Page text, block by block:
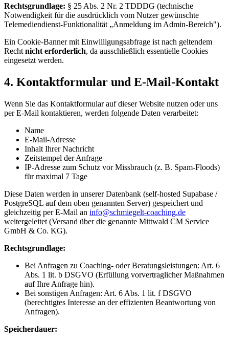
Rechtsgrundlage: § 25 Abs. 2 Nr. 2 TDDDG (technische
Notwendigkeit für die ausdrücklich vom Nutzer gewünschte
Telemediendienst-Funktionalität „Anmeldung im Admin-Bereich").
Ein Cookie-Banner mit Einwilligungsabfrage ist nach geltendem
Recht nicht erforderlich, da ausschließlich essentielle Cookies
eingesetzt werden.
4. Kontaktformular und E-Mail-Kontakt
Wenn Sie das Kontaktformular auf dieser Website nutzen oder uns
per E-Mail kontaktieren, werden folgende Daten verarbeitet:
Name
E-Mail-Adresse
Inhalt Ihrer Nachricht
Zeitstempel der Anfrage
IP-Adresse zum Schutz vor Missbrauch (z. B. Spam-Floods)
für maximal 7 Tage
Diese Daten werden in unserer Datenbank (self-hosted Supabase /
PostgreSQL auf dem oben genannten Server) gespeichert und
gleichzeitig per E-Mail an info@schmiegelt-coaching.de
weitergeleitet (Versand über die genannte Mittwald CM Service
GmbH & Co. KG).
Rechtsgrundlage:
Bei Anfragen zu Coaching- oder Beratungsleistungen: Art. 6
Abs. 1 lit. b DSGVO (Erfüllung vorvertraglicher Maßnahmen
auf Ihre Anfrage hin).
Bei sonstigen Anfragen: Art. 6 Abs. 1 lit. f DSGVO
(berechtigtes Interesse an der effizienten Beantwortung von
Anfragen).
Speicherdauer: